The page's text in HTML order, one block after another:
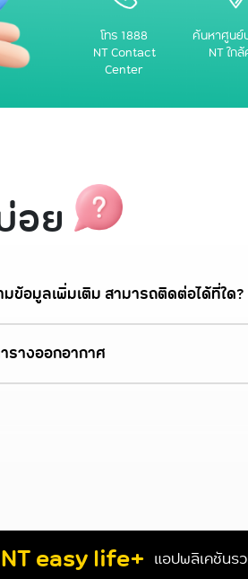
โทร 1888
NT Contact
Center
ค้นหาศูนย์
NT ใก
อย
ข้อมูลเพิ่มเติม สามารถติดต่อได้ที่ใด?
รางออกอากาศ
https://
NT easy life+ แอปพลิเคชันร